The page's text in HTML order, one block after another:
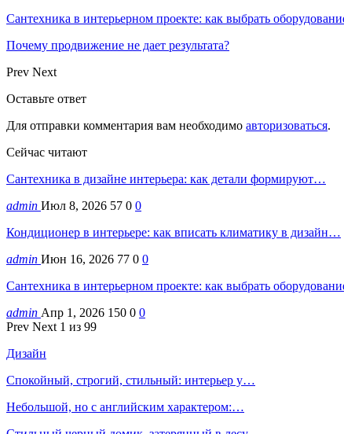
Сантехника в интерьерном проекте: как выбрать
Почему продвижение не дает результата?
Prev Next
Оставьте ответ
Для отправки комментария вам необходимо авторизоваться.
Сейчас читают
Сантехника в дизайне интерьера: как детали формируют…
admin Июл 8, 2026 57 0 0
Кондиционер в интерьере: как вписать климатику в дизайн…
admin Июн 16, 2026 77 0 0
Сантехника в интерьерном проекте: как выбрать
admin Апр 1, 2026 150 0 0
Prev Next 1 из 99
Дизайн
Спокойный, строгий, стильный: интерьер у…
Небольшой, но с английским характером:…